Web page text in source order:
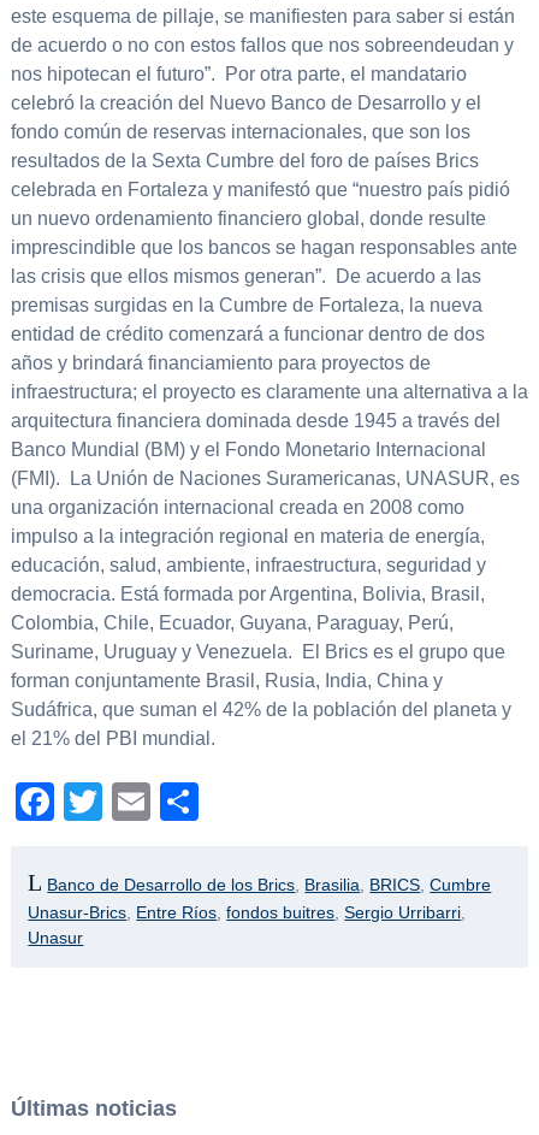
este esquema de pillaje, se manifiesten para saber si están
de acuerdo o no con estos fallos que nos sobreendeudan y
nos hipotecan el futuro”. Por otra parte, el mandatario
celebró la creación del Nuevo Banco de Desarrollo y el
fondo común de reservas internacionales, que son los
resultados de la Sexta Cumbre del foro de países Brics
celebrada en Fortaleza y manifestó que “nuestro país pidió
un nuevo ordenamiento financiero global, donde resulte
imprescindible que los bancos se hagan responsables ante
las crisis que ellos mismos generan”. De acuerdo a las
premisas surgidas en la Cumbre de Fortaleza, la nueva
entidad de crédito comenzará a funcionar dentro de dos
años y brindará financiamiento para proyectos de
infraestructura; el proyecto es claramente una alternativa a la
arquitectura financiera dominada desde 1945 a través del
Banco Mundial (BM) y el Fondo Monetario Internacional
(FMI). La Unión de Naciones Suramericanas, UNASUR, es
una organización internacional creada en 2008 como
impulso a la integración regional en materia de energía,
educación, salud, ambiente, infraestructura, seguridad y
democracia. Está formada por Argentina, Bolivia, Brasil,
Colombia, Chile, Ecuador, Guyana, Paraguay, Perú,
Suriname, Uruguay y Venezuela. El Brics es el grupo que
forman conjuntamente Brasil, Rusia, India, China y
Sudáfrica, que suman el 42% de la población del planeta y
el 21% del PBI mundial.
Facebook
TwitterEmail
Banco de Desarrollo de los Brics Brasilia BRICS ,Cumbre
Unasur-Brics Entre Ríos ,fondos buitres ,Sergio Urribarri
Unasur
Últimas noticias